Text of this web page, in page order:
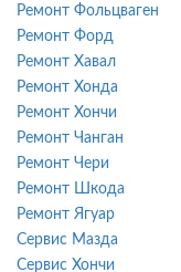
Ремонт Фольцваген
Ремонт Форд
Ремонт Хавал
Ремонт Хонда
Ремонт Хончи
Ремонт Чанган
Ремонт Чери
Ремонт Шкода
Ремонт Ягуар
Сервис Мазда
Сервис Хончи